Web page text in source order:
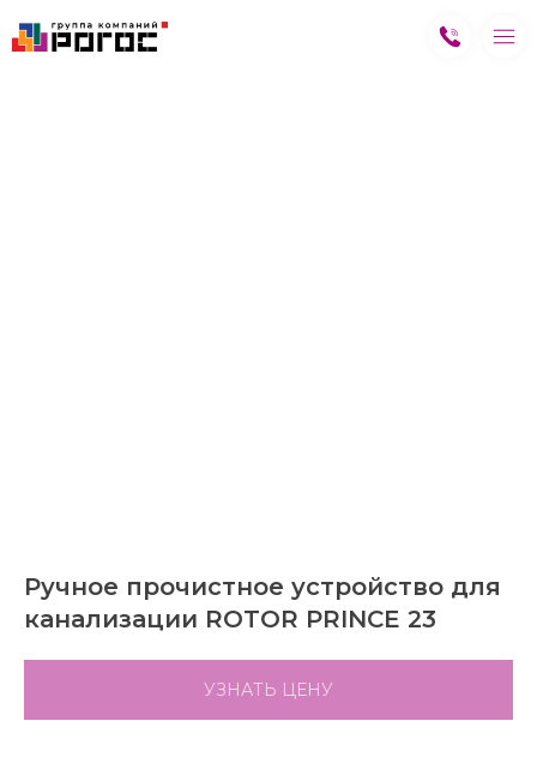
Ручное прочистное устройство для
канализации ROTOR PRINCE 23
УЗНАТЬ ЦЕНУ